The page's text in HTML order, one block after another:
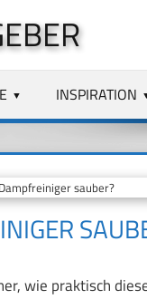
INSPIRATION
sauber?
wie praktisch